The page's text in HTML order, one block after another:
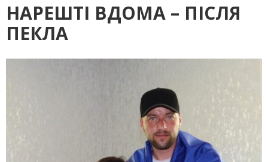
НАРЕШТІ ВДОМА – ПІСЛЯ
ПЕКЛА